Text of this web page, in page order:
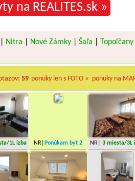
na REALITES.sk »
Nitra Nové Zámky Šaľa Topoľčany
59 ponuky len s FOTO » ponuky na
/1L izba NR| Ponúkam byt 2
miesta
NR| 3 miesta/3L